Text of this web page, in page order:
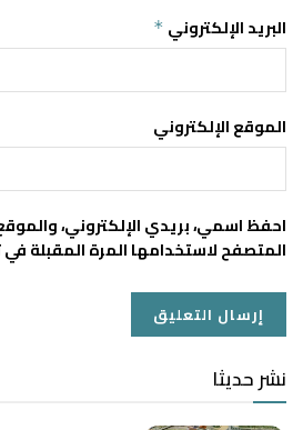
البريد الإلكتروني *
الموقع الإلكتروني
احفظ اسمي، بريدي الإلكتروني،
المتصفح لاستخدامها المرة المقبلة
نشر حديثا